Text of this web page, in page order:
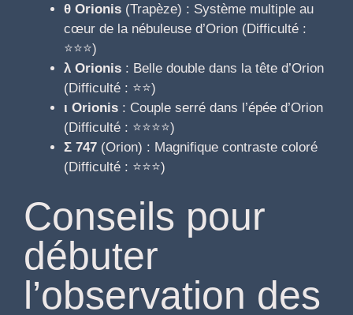
θ Orionis (Trapèze) : Système multiple au
cœur de la nébuleuse d’Orion (Difficulté :
⭐⭐⭐)
λ Orionis : Belle double dans la tête d’Orion
(Difficulté : ⭐⭐)
ι Orionis : Couple serré dans l’épée d’Orion
(Difficulté : ⭐⭐⭐⭐)
Σ 747 (Orion) : Magnifique contraste coloré
(Difficulté : ⭐⭐⭐)
Conseils pour
débuter
l’observation des